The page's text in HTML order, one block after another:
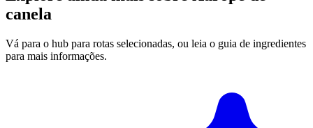
canela
Vá para o hub para rotas selecionadas, ou leia o guia de ingredientes
para mais informações.